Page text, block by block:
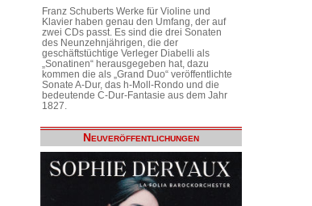
Franz Schuberts Werke für Violine und
Klavier haben genau den Umfang, der auf
zwei CDs passt. Es sind die drei Sonaten
des Neunzehnjährigen, die der
geschäftstüchtige Verleger Diabelli als
„Sonatinen“ herausgegeben hat, dazu
kommen die als „Grand Duo“ veröffentlichte
Sonate A-Dur, das h-Moll-Rondo und die
bedeutende C-Dur-Fantasie aus dem Jahr
1827.
Neuveröffentlichungen